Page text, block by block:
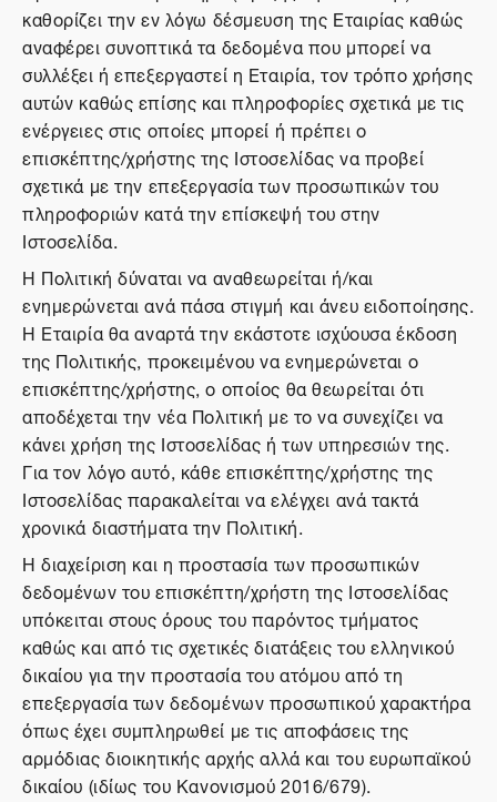
καθορίζει την εν λόγω δέσμευση της Εταιρίας καθώς
αναφέρει συνοπτικά τα δεδομένα που μπορεί να
συλλέξει ή επεξεργαστεί η Εταιρία, τον τρόπο χρήσης
αυτών καθώς επίσης και πληροφορίες σχετικά με τις
ενέργειες στις οποίες μπορεί ή πρέπει ο
επισκέπτης/χρήστης της Ιστοσελίδας να προβεί
σχετικά με την επεξεργασία των προσωπικών του
πληροφοριών κατά την επίσκεψή του στην
Ιστοσελίδα.
Η Πολιτική δύναται να αναθεωρείται ή/και
ενημερώνεται ανά πάσα στιγμή και άνευ ειδοποίησης.
Η Εταιρία θα αναρτά την εκάστοτε ισχύουσα έκδοση
της Πολιτικής, προκειμένου να ενημερώνεται ο
επισκέπτης/χρήστης, ο οποίος θα θεωρείται ότι
αποδέχεται την νέα Πολιτική με το να συνεχίζει να
κάνει χρήση της Ιστοσελίδας ή των υπηρεσιών της.
Για τον λόγο αυτό, κάθε επισκέπτης/χρήστης της
Ιστοσελίδας παρακαλείται να ελέγχει ανά τακτά
χρονικά διαστήματα την Πολιτική.
Η διαχείριση και η προστασία των προσωπικών
δεδομένων του επισκέπτη/χρήστη της Ιστοσελίδας
υπόκειται στους όρους του παρόντος τμήματος
καθώς και από τις σχετικές διατάξεις του ελληνικού
δικαίου για την προστασία του ατόμου από τη
επεξεργασία των δεδομένων προσωπικού χαρακτήρα
όπως έχει συμπληρωθεί με τις αποφάσεις της
αρμόδιας διοικητικής αρχής αλλά και του ευρωπαϊκού
δικαίου (ιδίως του Κανονισμού 2016/679).